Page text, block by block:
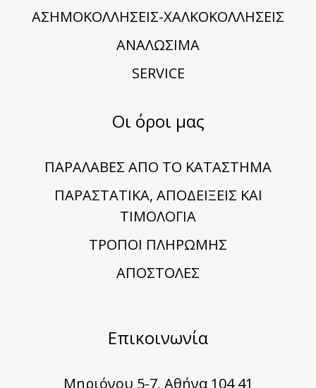
ΑΣΗΜΟΚΟΛΛΗΣΕΙΣ-ΧΑΛΚΟΚΟΛΛΗΣΕΙΣ
ΑΝΑΛΩΣΙΜΑ
SERVICE
Οι όροι μας
ΠΑΡΑΛΑΒΕΣ ΑΠΟ ΤΟ ΚΑΤΑΣΤΗΜΑ
ΠΑΡΑΣΤΑΤΙΚΑ, ΑΠΟΔΕΙΞΕΙΣ ΚΑΙ
ΤΙΜΟΛΟΓΙΑ
TΡΟΠΟΙ ΠΛΗΡΩΜΗΣ
ΑΠΟΣΤΟΛΕΣ
Επικοινωνία
Μηριόνου 5-7, Αθήνα 104 41